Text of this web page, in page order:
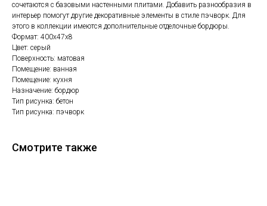
сочетаются с базовыми настенными плитами. Добавить разнообразия в
интерьер помогут другие декоративные элементы в стиле пэчворк. Для
этого в коллекции имеются дополнительные отделочные бордюры.
Формат: 400х47х8
Цвет: серый
Поверхность: матовая
Помещение: ванная
Помещение: кухня
Назначение: бордюр
Тип рисунка: бетон
Тип рисунка: пэчворк
Смотрите также